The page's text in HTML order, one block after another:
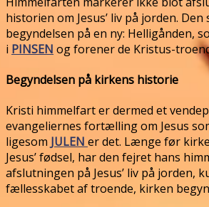
historien om Jesus’ liv på jorden.
begyndelsen på en ny: Helligånden,
i PINSEN og forener de Kristus-
Begyndelsen på kirkens historie
Kristi himmelfart er dermed et
evangeliernes fortælling om Jesus
ligesom JULEN er det. Længe før
Jesus’ fødsel, har den fejret hans
afslutningen på Jesus’ liv på jorden,
fællesskabet af troende, kirken